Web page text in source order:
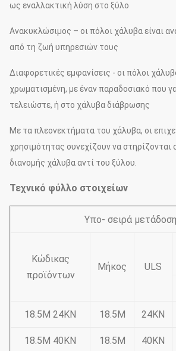
ως εναλλακτική λύση στο ξύλο
Ανακυκλώσιμος – οι πόλοι χάλυβα είναι
από τη ζωή υπηρεσιών τους
Διαφορετικές εμφανίσεις - οι πόλοι
χρωματισμένη, με έναν παραδοσιακό που
τελειώστε, ή στο χάλυβα διάβρωσης
Με τα πλεονεκτήματα του χάλυβα, οι
χρησιμότητας συνεχίζουν να
διανομής χάλυβα αντί του ξύλου.
Τεχνικό φύλλο στοιχείων
Υπο- σειρά
Κώδικας
προϊόντων
Μήκος ULS
18.5M 24KN 18.5M 24KN
18.5M 40KN 18.5M 40KN